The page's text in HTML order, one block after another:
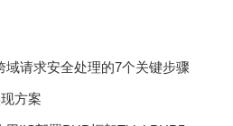
域请求安全处理的7个关键步骤
方案